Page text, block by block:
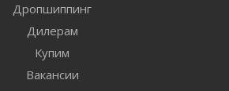
Дропшиппинг
Дилерам
Купим
Вакансии